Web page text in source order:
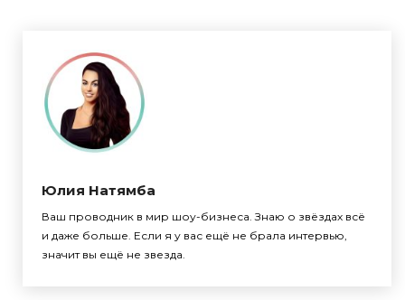
Юлия Натямба
Ваш проводник в мир шоу-бизнеса. Знаю о звёздах всё
и даже больше. Если я у вас ещё не брала интервью,
значит вы ещё не звезда.